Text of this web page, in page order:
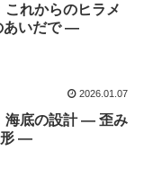
これからのヒラメ
あいだで ―
2026.01.07
海底の設計 ― 歪み
形 ―